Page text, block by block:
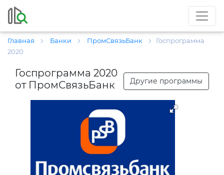
Главная Банки ПромСвязьБанк
Госпрограмма
2020
Госпрограмма 2020
от ПромСвязьБанк
Другие программы